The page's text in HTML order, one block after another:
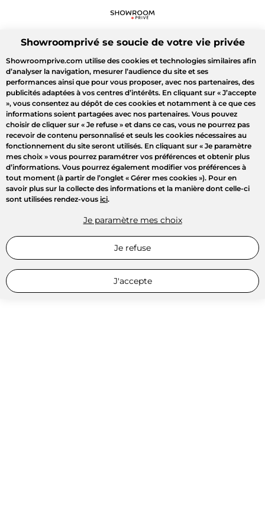
Showroomprivé se soucie de votre vie privée
Showroomprive.com utilise des cookies et technologies similaires afin
d’analyser la navigation, mesurer l’audience du site et ses
performances ainsi que pour vous proposer, avec nos partenaires, des
publicités adaptées à vos centres d’intérêts. En cliquant sur « J’accepte
», vous consentez au dépôt de ces cookies et notamment à ce que ces
informations soient partagées avec nos partenaires. Vous pouvez
choisir de cliquer sur « Je refuse » et dans ce cas, vous ne pourrez pas
recevoir de contenu personnalisé et seuls les cookies nécessaires au
fonctionnement du site seront utilisés. En cliquant sur « Je paramètre
mes choix » vous pourrez paramétrer vos préférences et obtenir plus
d’informations. Vous pourrez également modifier vos préférences à
tout moment (à partir de l’onglet « Gérer mes cookies »). Pour en
savoir plus sur la collecte des informations et la manière dont celle-ci
sont utilisées rendez-vous ici.
Je paramètre mes choix
Je refuse
J'accepte